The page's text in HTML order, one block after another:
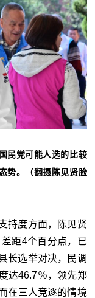
民党可能人选的比较
势。（翻摄陈见贤脸
持度方面，陈见贤
距4个百分点，已
长选举对决，民调
达46.7％，领先郑
在三人竞逐的情境